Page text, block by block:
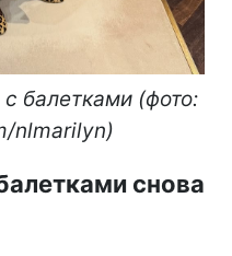
балетками (фото:
nlmarilyn)
снова